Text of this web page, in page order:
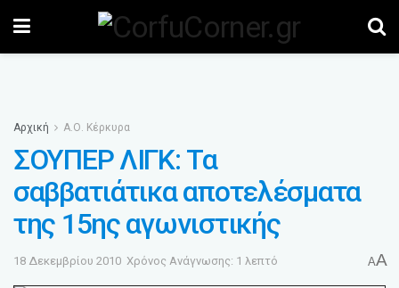
Αρχική Α.Ο. Κέρκυρα
ΣΟΥΠΕΡ ΛΙΓΚ: Τα
σαββατιάτικα αποτελέσματα
της 15ης αγωνιστικής
18 Δεκεμβρίου 2010 Χρόνος Ανάγνωσης: 1 λεπτό AA